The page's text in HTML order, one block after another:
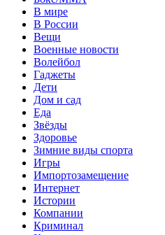
В мире
В России
Вещи
Военные новости
Волейбол
Гаджеты
Дети
Дом и сад
Еда
Звёзды
Здоровье
Зимние виды спорта
Игры
Импортозамещение
Интернет
Истории
Компании
Криминал